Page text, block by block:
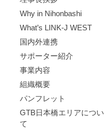
Why in Nihonbashi
What’s LINK-J WEST
国内外連携
サポーター紹介
事業内容
組織概要
パンフレット
GTB日本橋エリアについ
て